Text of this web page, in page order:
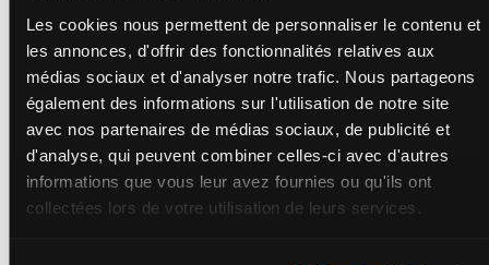
Les cookies nous permettent de personnaliser le contenu et
les annonces, d'offrir des fonctionnalités relatives aux
médias sociaux et d'analyser notre trafic. Nous partageons
également des informations sur l'utilisation de notre site
avec nos partenaires de médias sociaux, de publicité et
d'analyse, qui peuvent combiner celles-ci avec d'autres
informations que vous leur avez fournies ou qu'ils ont
collectées lors de votre utilisation de leurs services.